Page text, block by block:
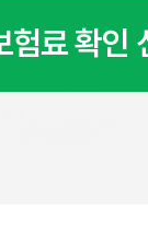
료 확인